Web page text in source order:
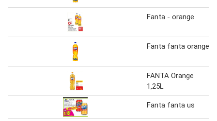
Fanta - orange
Fanta fanta orange
FANTA Orange
1,25L
Fanta fanta us